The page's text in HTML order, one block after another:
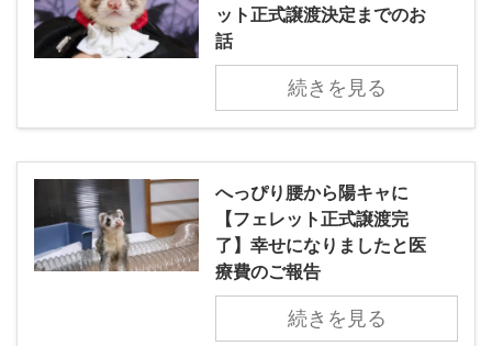
ット正式譲渡決定までのお
話
続きを見る
へっぴり腰から陽キャに
【フェレット正式譲渡完
了】幸せになりましたと医
療費のご報告
続きを見る